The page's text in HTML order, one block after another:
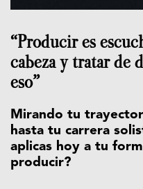
“Producir es
cabeza y tratar de
eso”
Mirando tu
hasta tu carrera
aplicas hoy a tu
producir?